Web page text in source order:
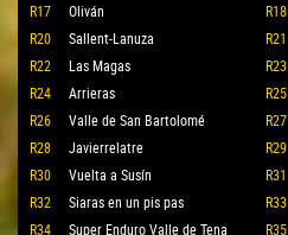
R17
Oliván R18
R20
Sallent-Lanuza R21
R22
Las Magas R23
R24
Arrieras R25
R26
Valle de San Bartolomé R27
R28
Javierrelatre R29
R30
Vuelta a Susín R31
R32
Siaras en un pis pas R33
R34
Super Enduro Valle de Tena R35